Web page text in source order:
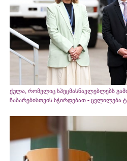
ქულა, რომელიც სპეცმასწავლებლებს
ჩაბარებისთვის სჭირდებათ - ცვლილება